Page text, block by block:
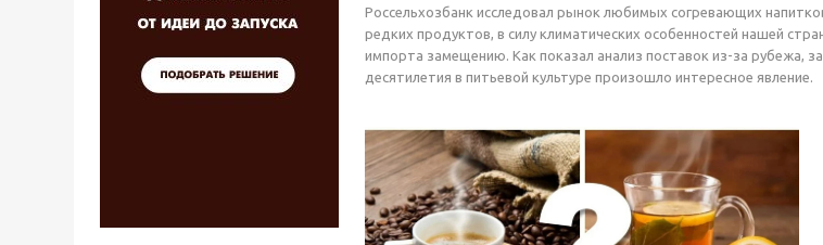
Россельхозбанк исследовал рынок любимых согревающих
редких продуктов, в силу климатических особенностей нашей
импорта замещению. Как показал анализ поставок из-за рубежа,
десятилетия в питьевой культуре произошло интересное явление.